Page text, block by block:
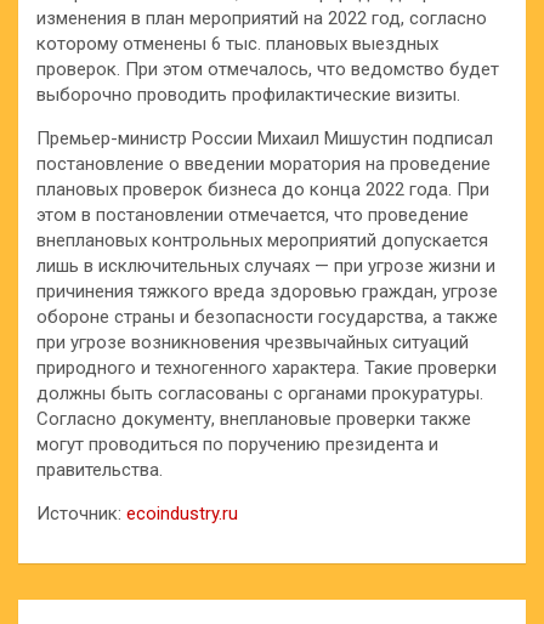
изменения в план мероприятий на 2022 год, согласно
которому отменены 6 тыс. плановых выездных
проверок. При этом отмечалось, что ведомство будет
выборочно проводить профилактические визиты.
Премьер-министр России Михаил Мишустин подписал
постановление о введении моратория на проведение
плановых проверок бизнеса до конца 2022 года. При
этом в постановлении отмечается, что проведение
внеплановых контрольных мероприятий допускается
лишь в исключительных случаях — при угрозе жизни и
причинения тяжкого вреда здоровью граждан, угрозе
обороне страны и безопасности государства, а также
при угрозе возникновения чрезвычайных ситуаций
природного и техногенного характера. Такие проверки
должны быть согласованы с органами прокуратуры.
Согласно документу, внеплановые проверки также
могут проводиться по поручению президента и
правительства.
Источник: ecoindustry.ru